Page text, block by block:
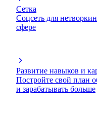
Сетка
Соцсеть для
сфере
Развитие навыков и
Постройте свой план
и зарабатывать больше